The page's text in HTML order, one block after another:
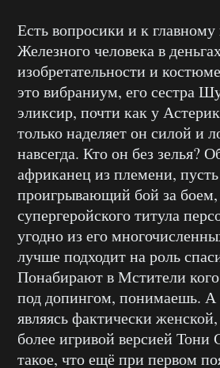
Есть вопросики и к
Железного человека в
изобретательности и
это вибраниум, его сестра
эликсир, почти как у
только наделяет он силой и
навсегда. Кто он без зелья?
африканец из племени,
проигрывающий бой за боем,
супергеройского титула
угодно из его
лучше подходит на роль
Понабирают в Мстители
под допингом, понимаешь. А
являясь фактически
более игривой версией Тони
такое, что ещё при первом